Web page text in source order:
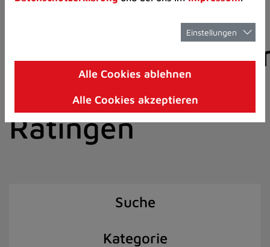
Zur
8)
I)
der Stadt
Ratingen
Suche
Kategorie
Einstellungen
Alle Cookies ablehnen
Alle Cookies akzeptieren